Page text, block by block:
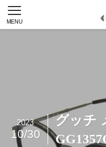
MENU
グッチ
2023
10/30